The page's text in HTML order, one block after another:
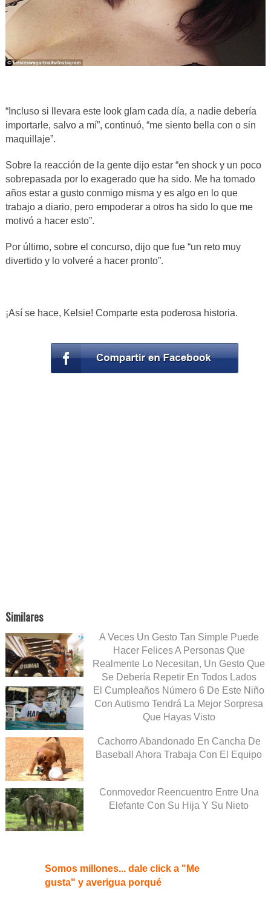
“Incluso si llevara este look glam cada día, a nadie debería
importarle, salvo a mí”, continuó, “me siento bella con o sin
maquillaje”.
Sobre la reacción de la gente dijo estar “en shock y un poco
sobrepasada por lo exagerado que ha sido. Me ha tomado
años estar a gusto conmigo misma y es algo en lo que
trabajo a diario, pero empoderar a otros ha sido lo que me
motivó a hacer esto”.
Por último, sobre el concurso, dijo que fue “un reto muy
divertido y lo volveré a hacer pronto”.
¡Así se hace, Kelsie! Comparte esta poderosa historia.
Similares
A Veces Un Gesto Tan Simple Puede
Hacer Felices A Personas Que
Realmente Lo Necesitan, Un Gesto Que
Se Debería Repetir En Todos Lados
El Cumpleaños Número 6 De Este Niño
Con Autismo Tendrá La Mejor Sorpresa
Que Hayas Visto
Cachorro Abandonado En Cancha De
Baseball Ahora Trabaja Con El Equipo
Conmovedor Reencuentro Entre Una
Elefante Con Su Hija Y Su Nieto
Somos millones... dale click a "Me
gusta" y averigua porqué